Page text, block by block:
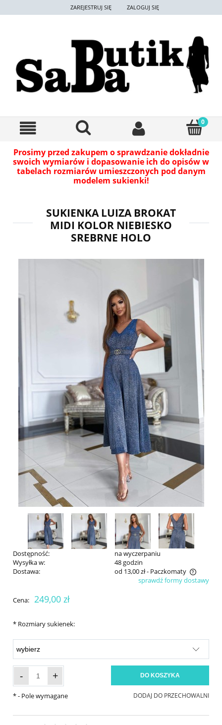
ZAREJESTRUJ SIĘ ZALOGUJ SIĘ
Prosimy przed zakupem o sprawdzanie dokładnie
swoich wymiarów i dopasowanie ich do opisów w
tabelach rozmiarów umieszczonych pod danym
modelem sukienki!
SUKIENKA LUIZA BROKAT
MIDI KOLOR NIEBIESKO
SREBRNE HOLO
Dostępność:
na wyczerpaniu
Wysyłka w:
48 godzin
Dostawa:
od 13,00 zł- Paczkomaty
Cena nie zawiera ewentualnych kosztów płatnościsprawdź formy dostawy
Cena: 249,00 zł
* Rozmiary sukienek:
- + DO KOSZYKA
DODAJ DO PRZECHOWALNI
*- Pole wymagane